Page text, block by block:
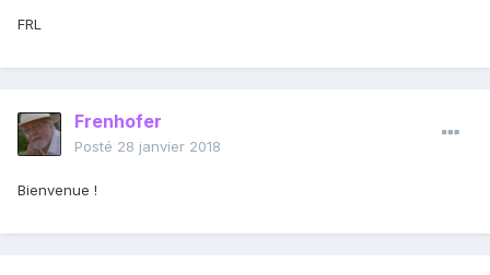
FRL
Frenhofer
Posté 28 janvier 2018
Bienvenue !